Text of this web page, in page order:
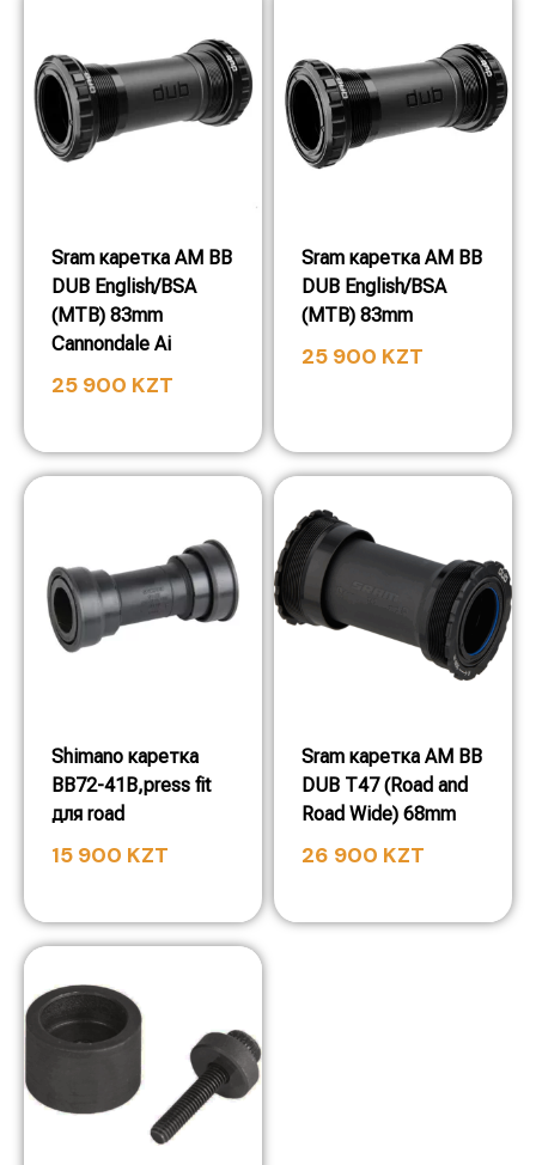
Sram каретка AM BB
DUB English/BSA
(MTB) 83mm
Cannondale Ai
25 900 KZT
Sram каретка AM BB
DUB English/BSA
(MTB) 83mm
25 900 KZT
Shimano каретка
BB72-41B,press fit
для road
15 900 KZT
Sram каретка AM BB
DUB T47 (Road and
Road Wide) 68mm
26 900 KZT